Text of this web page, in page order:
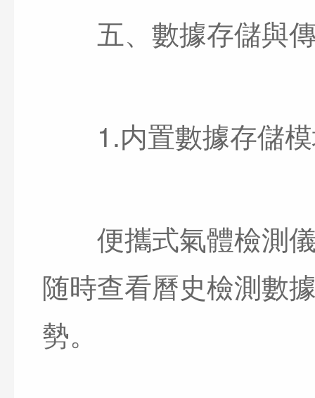
五、數據存儲與
1.内置數據存儲模
便攜式氣體檢測儀
随時查看曆史檢測數
勢。